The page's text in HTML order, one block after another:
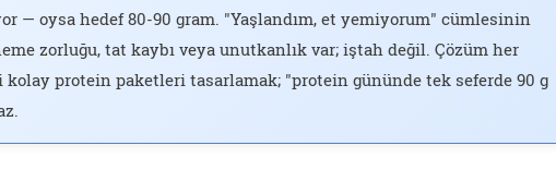
— oysa hedef 80-90 gram. "Yaşlandım, et yemiyorum" cümlesinin
zorluğu, tat kaybı veya unutkanlık var; iştah değil. Çözüm her
kolay protein paketleri tasarlamak; "protein gününde tek seferde 90 g